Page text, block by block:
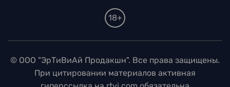
18+
© ООО "ЭрТиВиАй Продакшн". Все права защищены.
При цитировании материалов активная